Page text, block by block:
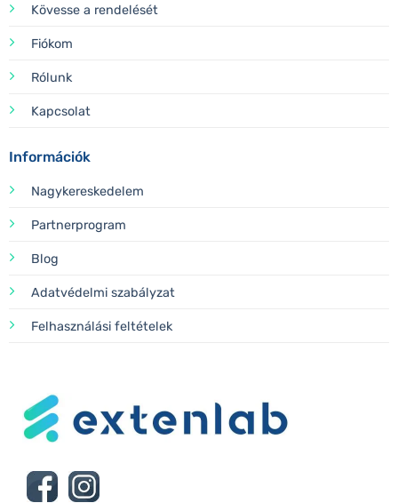
Kövesse a rendelését
Fiókom
Rólunk
Kapcsolat
Információk
Nagykereskedelem
Partnerprogram
Blog
Adatvédelmi szabályzat
Felhasználási feltételek